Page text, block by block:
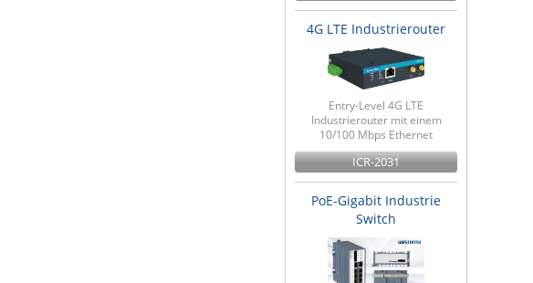
4G LTE Industrierouter
Entry-Level 4G LTE
Industrierouter mit einem
10/100 Mbps Ethernet
ICR-2031
PoE-Gigabit Industrie
Switch